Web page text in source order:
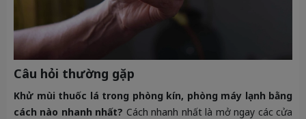
Câu hỏi thường gặp
Khử mùi thuốc lá trong phòng kín, phòng máy lạnh bằng
cách nào nhanh nhất? Cách nhanh nhất là mở ngay các cửa